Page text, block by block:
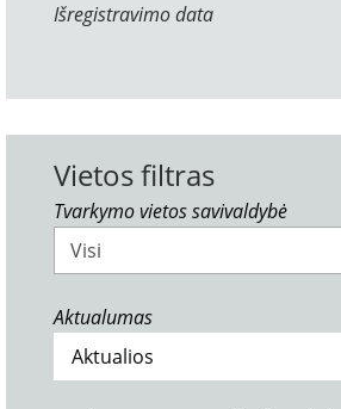
Išregistravimo data
Vietos filtras
Tvarkymo vietos savivaldybė
Visi
Aktualumas